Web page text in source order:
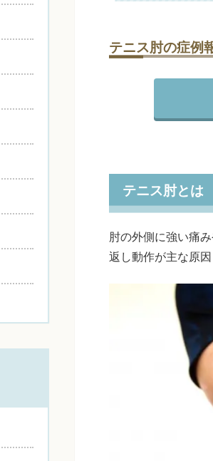
テニス肘の症例
テニス肘とは
肘の外側に強い痛
返し動作が主な原因